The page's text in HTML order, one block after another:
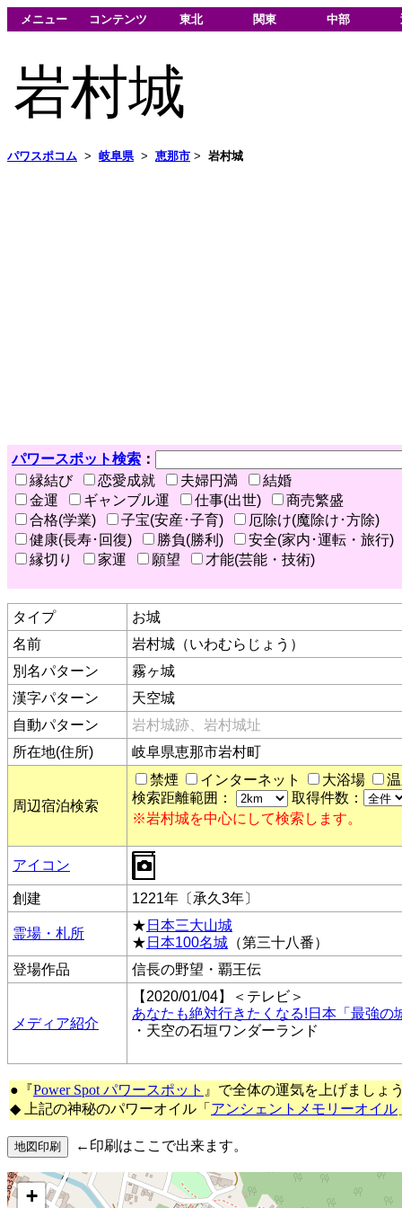
メニュー コンテンツ 東北 関東 中部
岩村城
パワスポコム > 岐阜県> 恵那市 > 岩村城
パワースポット検索 ：
縁結び
恋愛成就 夫婦円満
結婚
金運
ギャンブル運 仕事(出世)
商売繁盛
合格(学業)
子宝(安産･子育)
厄除け(魔除け･方除)
健康(長寿･回復)
勝負(勝利)
安全(家内･運転・旅行)
縁切り
家運 願望 才能(芸能・技術)
タイプ
お城
名前
岩村城（いわむらじょう）
別名パターン
霧ヶ城
漢字パターン
天空城
自動パターン
岩村城跡、岩村城址
所在地(住所)
岐阜県恵那市岩村町
周辺宿泊検索
禁煙 インターネット 大浴場
検索距離範囲：
取得件数：
※岩村城を中心にして検索します。
アイコン
創建 1221年〔承久3年〕
霊場・札所
★ 日本三大山城
★ 日本100名城 （第三十八番）
登場作品
信長の野望・覇王伝
メディア紹介
【2020/01/04】＜テレビ＞
あなたも絶対行きたくなる!日本「最強
・天空の石垣ワンダーランド
●『Power Spot パワースポット 』で全体の運気を上げましょ
◆ 上記の神秘のパワーオイル「 アンシェントメモリーオイル
←印刷はここで出来ます。
+